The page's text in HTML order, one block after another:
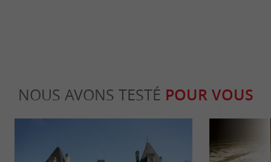
NOUS AVONS TESTÉ POUR VOUS